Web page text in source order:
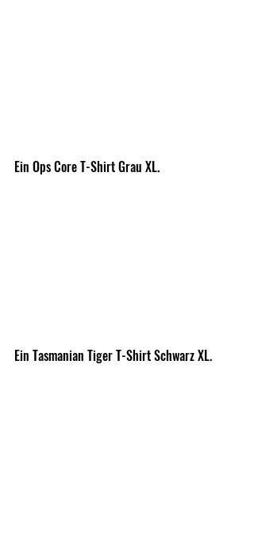
Ein Ops Core T-Shirt Grau XL.
Ein Tasmanian Tiger T-Shirt Schwarz XL.